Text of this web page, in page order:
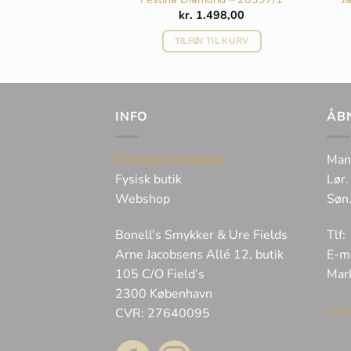
kr. 1.498,00
TILFØJ TIL KURV
INFO
Tilmeld kundeklub
Fysisk butik
Webshop
Bonell’s Smykker & Ure Fields
Arne Jacobsens Allé 12, butik
105 C/O Field’s
2300 København
CVR: 27640095
Tlf:
E-